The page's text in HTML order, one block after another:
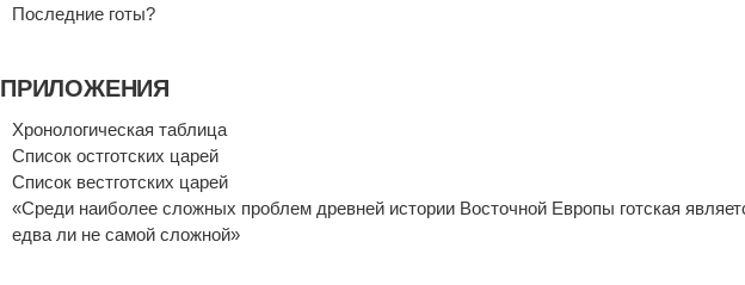
Последние готы?
ПРИЛОЖЕНИЯ
Хронологическая таблица
Список остготских царей
Список вестготских царей
«Среди наиболее сложных проблем древней истории Восточной Европы готская
едва ли не самой сложной»